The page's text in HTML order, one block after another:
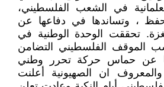
في الشعب الفلسطيني،
، وتساندها في دفاعها عن
تحققت الوحدة الوطنية في
الموقف الفلسطيني التضامن
عن حماس حركة تحرر وطني
ان الصهيونية أعلنت